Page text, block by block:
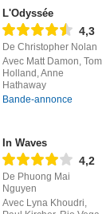
L'Odyssée
4,3
De Christopher Nolan
Avec Matt Damon, Tom
Holland, Anne
Hathaway
Bande-annonce
In Waves
4,2
De Phuong Mai
Nguyen
Avec Lyna Khoudri,